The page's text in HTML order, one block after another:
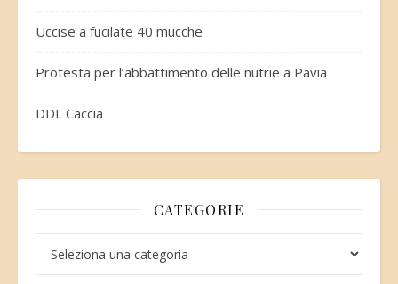
Uccise a fucilate 40 mucche
Protesta per l’abbattimento delle nutrie a Pavia
DDL Caccia
CATEGORIE